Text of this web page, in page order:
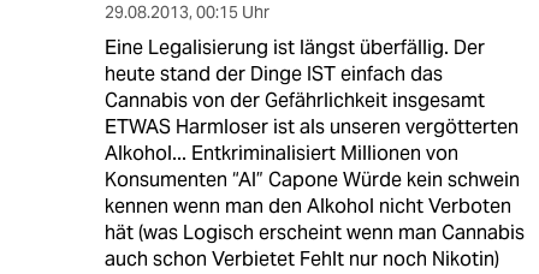
29.08.2013, 00:15 Uhr
Eine Legalisierung ist längst überfällig. Der
heute stand der Dinge IST einfach das
Cannabis von der Gefährlichkeit insgesamt
ETWAS Harmloser ist als unseren vergötterten
Alkohol... Entkriminalisiert Millionen von
Konsumenten “Al” Capone Würde kein schwein
kennen wenn man den Alkohol nicht Verboten
hät (was Logisch erscheint wenn man Cannabis
auch schon Verbietet Fehlt nur noch Nikotin)